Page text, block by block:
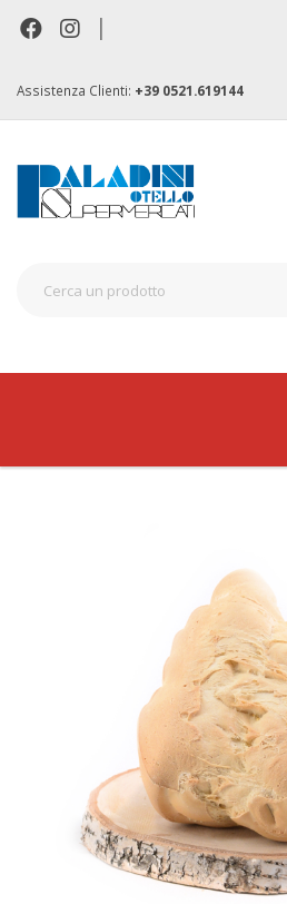
|
Assistenza Clienti: +39 0521.619144